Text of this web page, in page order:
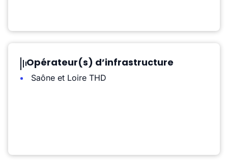
Opérateur(s) d’infrastructure
Saône et Loire THD